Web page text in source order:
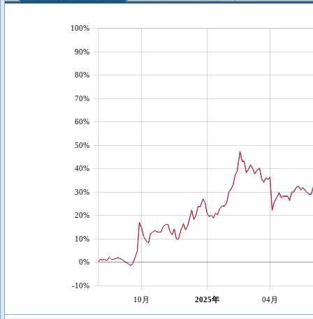
10月 2025年 04月
-10%
0%
10%
20%
30%
40%
50%
60%
70%
80%
90%
100%